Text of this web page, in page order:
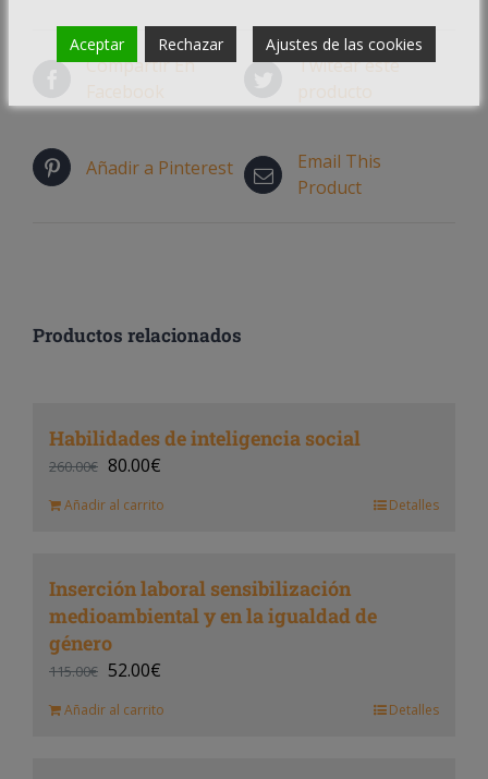
Compartir En
Twitear este
Añadir a Pinterest
Email This
Product
Productos relacionados
Habilidades de inteligencia social
260.00€ 80.00€
Añadir al carrito Detalles
Inserción laboral sensibilización
medioambiental y en la igualdad de
género
115.00€ 52.00€
Añadir al carrito Detalles
Aceptar Rechazar Ajustes de las cookies